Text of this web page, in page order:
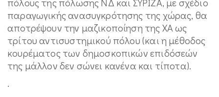
παραγωγικής ανασυγκρότησης της χώρας, θα
αποτρέψουν την μαζικοποίηση της ΧΑ ως
τρίτου αντισυστημικού πόλου (και η μέθοδος
κουρέματος των δημοσκοπικών επιδόσεών
της μάλλον δεν σώνει κανένα και τίποτα).
.